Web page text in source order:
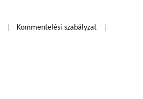
Kommentelési szabályzat